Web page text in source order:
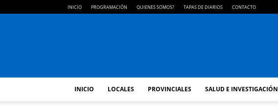
INICIO PROGRAMACIÓN QUIENES SOMOS? TAPAS DE DIARIOS CONTACTO
INICIO LOCALES PROVINCIALES SALUD E INVESTIGACIÓN